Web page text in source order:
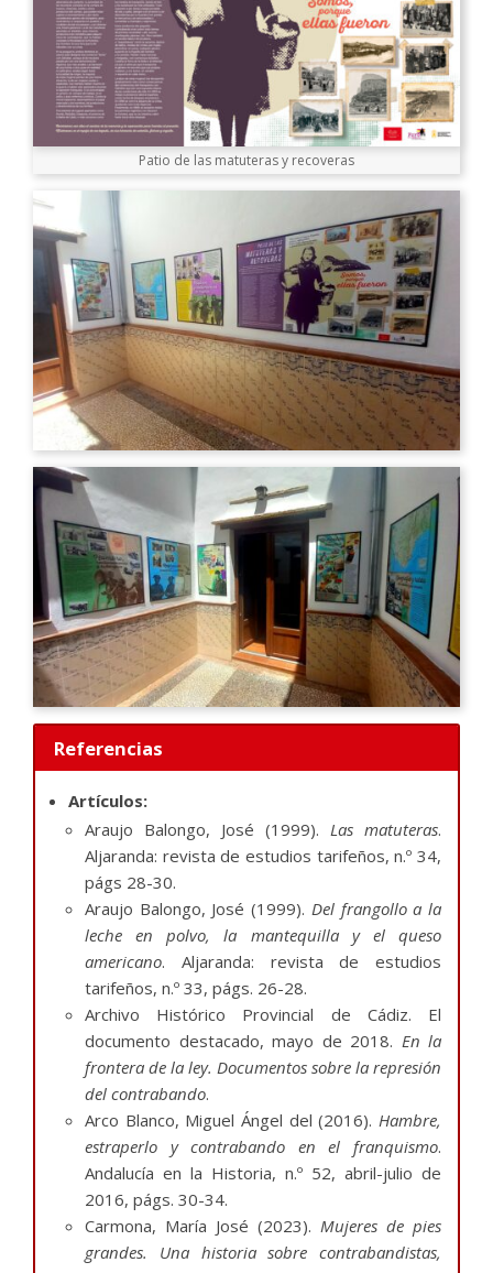
Patio de las matuteras y recoveras
Referencias
Artículos:
Araujo Balongo, José (1999). Las matuteras.
Aljaranda: revista de estudios tarifeños, n.º 34,
págs 28-30.
Araujo Balongo, José (1999). Del frangollo a la
leche en polvo, la mantequilla y el queso
americano. Aljaranda: revista de estudios
tarifeños, n.º 33, págs. 26-28.
Archivo Histórico Provincial de Cádiz. El
documento destacado, mayo de 2018. En la
frontera de la ley. Documentos sobre la represión
del contrabando.
Arco Blanco, Miguel Ángel del (2016). Hambre,
estraperlo y contrabando en el franquismo.
Andalucía en la Historia, n.º 52, abril-julio de
2016, págs. 30-34.
Carmona, María José (2023). Mujeres de pies
grandes. Una historia sobre contrabandistas,